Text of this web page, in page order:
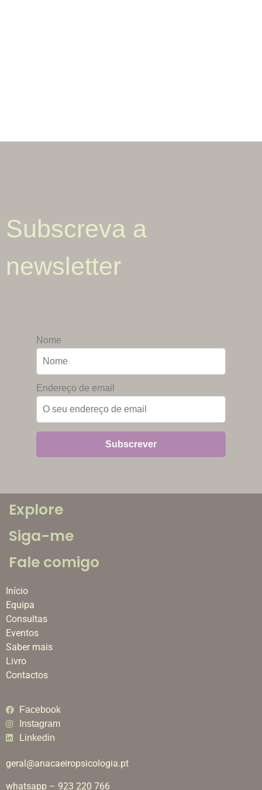
Subscreva a
newsletter
Nome
Endereço de email
Explore
Siga-me
Fale comigo
Início
Equipa
Consultas
Eventos
Saber mais
Livro
Contactos
Facebook
Instagram
Linkedin
geral@anacaeiropsicologia.pt
whatsapp – 923 220 766